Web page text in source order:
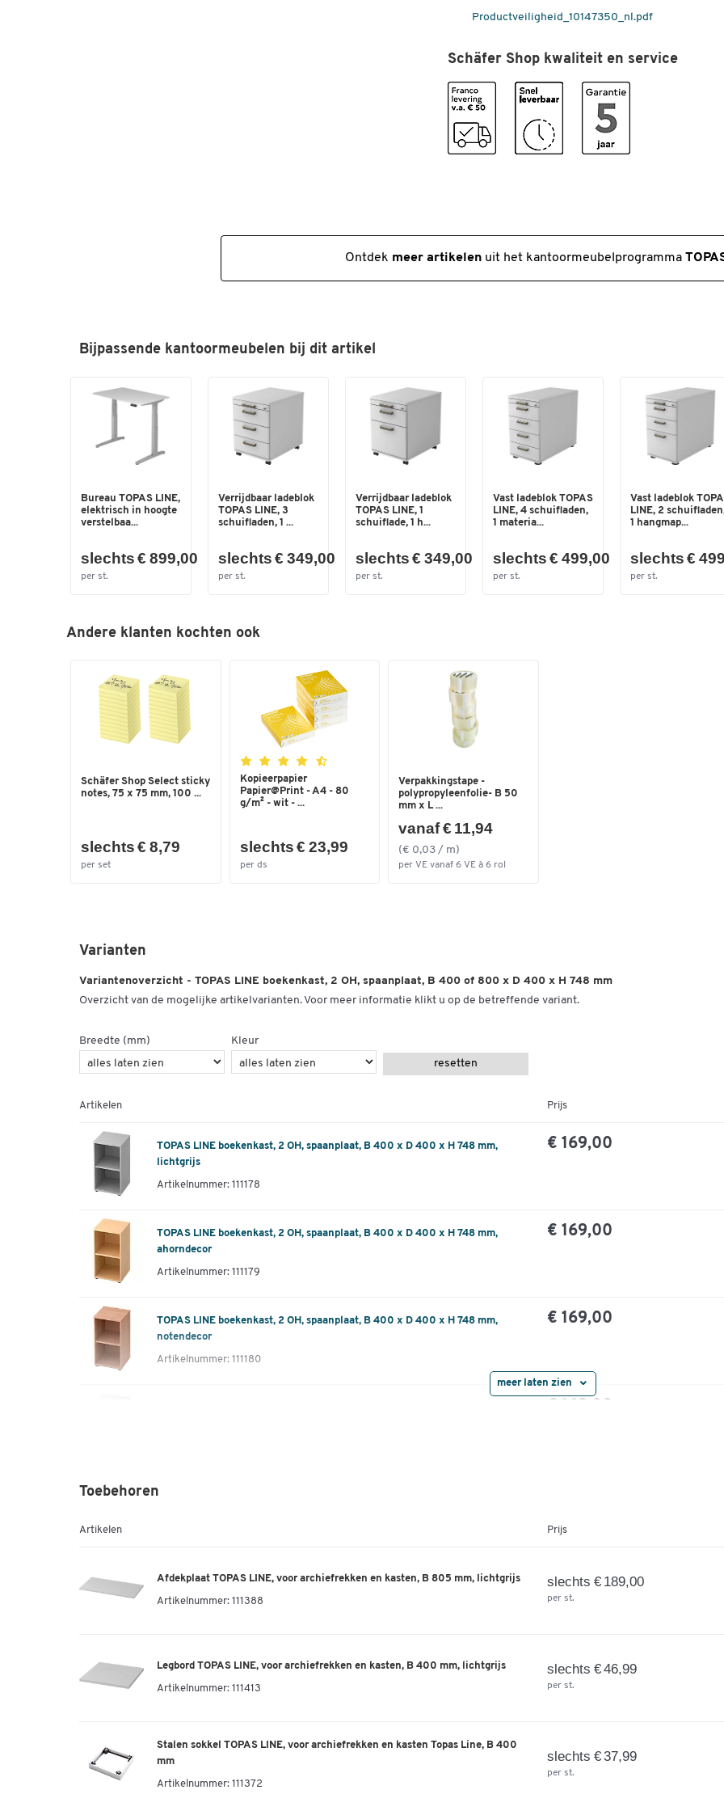
Garantie: 5 jaar
Legbordbreedte (mm) 361
Legborddiepte (mm) 370
verstelbaar
Materiaal
spaanplaat,
gemelamineerd
Ordnerhoogte (OH) 2
Productveiligheid_10147350_nl.pdf
Schäfer Shop kwaliteit en service
Ontdek meer artikelenuit het kantoormeubelprogramma
Bijpassende kantoormeubelen bij dit artikel
Bureau TOPAS LINE,
elektrisch in hoogte
verstelbaa...
slechts € 899,00
per st.
Verrijdbaar ladeblok
TOPAS LINE, 3
schuifladen, 1 ...
slechts € 349,00
per st.
Verrijdbaar ladeblok
TOPAS LINE, 1
schuiflade, 1 h...
slechts € 349,00
per st.
Vast ladeblok TOPAS
LINE, 4 schuifladen,
1 materia...
slechts € 499,00
per st.
Vast ladeblok
LINE, 2
1 hangmap...
slechts €
per st.
Andere klanten kochten ook
Schäfer Shop Select sticky
notes, 75 x 75 mm, 100 ...
slechts € 8,79
per set
Kopieerpapier
Papier@Print - A4 - 80
g/m² - wit - ...
slechts € 23,99
per ds
Verpakkingstape -
polypropyleenfolie- B 50
mm x L ...
vanaf € 11,94
(€ 0,03 / m)
per VE vanaf 6 VE à 6 rol
Varianten
Variantenoverzicht - TOPAS LINE boekenkast, 2 OH, spaanplaat, B 400 of 800 x D 400 x H 748 mm
Overzicht van de mogelijke artikelvarianten. Voor meer informatie klikt u op de betreffende variant.
Breedte (mm)
Kleur
resetten
Artikelen Prijs
TOPAS LINE boekenkast, 2 OH, spaanplaat, B 400 x D 400 x H 748 mm,
lichtgrijs
Artikelnummer: 111178
€ 169,00
TOPAS LINE boekenkast, 2 OH, spaanplaat, B 400 x D 400 x H 748 mm,
ahorndecor
Artikelnummer: 111179
€ 169,00
TOPAS LINE boekenkast, 2 OH, spaanplaat, B 400 x D 400 x H 748 mm,
notendecor
Artikelnummer: 111180
€ 169,00
TOPAS LINE boekenkast, 2 OH, spaanplaat, B 800 x D 400 x H 748 mm,
lichtgrijs
€ 199,00
TOPAS LINE boekenkast, 2 OH, spaanplaat, B 800 x D 400 x H 748 mm,
ahorndecor
€ 199,00
TOPAS LINE boekenkast, 2 OH, spaanplaat, B 800 x D 400 x H 748 mm,
€ 199,00
meer laten zien
Toebehoren
Artikelen Prijs
Afdekplaat TOPAS LINE, voor archiefrekken en kasten, B 805 mm, lichtgrijs
Artikelnummer: 111388
slechts € 189,00
per st.
Legbord TOPAS LINE, voor archiefrekken en kasten, B 400 mm, lichtgrijs
Artikelnummer: 111413
slechts € 46,99
per st.
Stalen sokkel TOPAS LINE, voor archiefrekken en kasten Topas Line, B 400
mm
Artikelnummer: 111372
slechts € 37,99
per st.